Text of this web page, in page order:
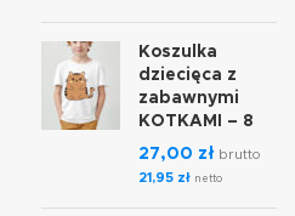
Koszulka
dziecięca z
zabawnymi
KOTKAMI – 8
27,00 zł brutto
21,95 zł netto